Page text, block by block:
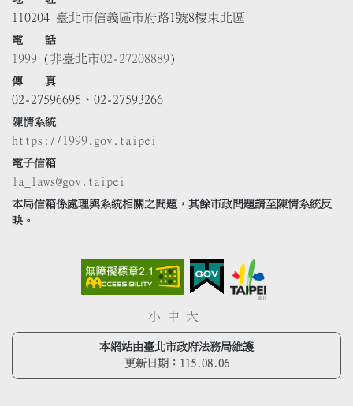
110204 臺北市信義區市府路1號8樓東北區
電 話
1999 (非臺北市02-27208889)
傳 真
02-27596695、02-27593266
陳情系統
https://1999.gov.taipei
電子信箱
la_laws@gov.taipei
本局信箱係處理與系統相關之問題，其餘市政問題請至陳情系統反
映。
小 中 大
本網站由臺北市政府法務局維護
更新日期： 115.08.06